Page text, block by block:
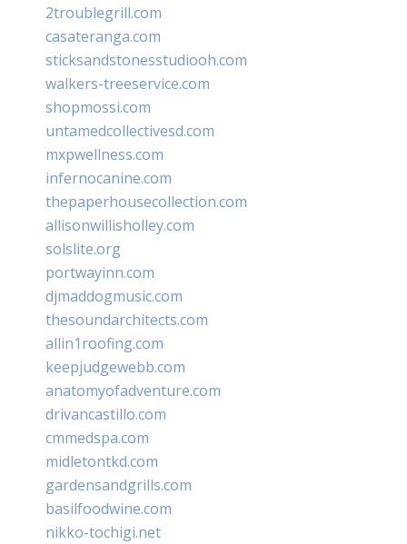
2troublegrill.com
casateranga.com
sticksandstonesstudiooh.com
walkers-treeservice.com
shopmossi.com
untamedcollectivesd.com
mxpwellness.com
infernocanine.com
thepaperhousecollection.com
allisonwillisholley.com
solslite.org
portwayinn.com
djmaddogmusic.com
thesoundarchitects.com
allin1roofing.com
keepjudgewebb.com
anatomyofadventure.com
drivancastillo.com
cmmedspa.com
midletontkd.com
gardensandgrills.com
basilfoodwine.com
nikko-tochigi.net